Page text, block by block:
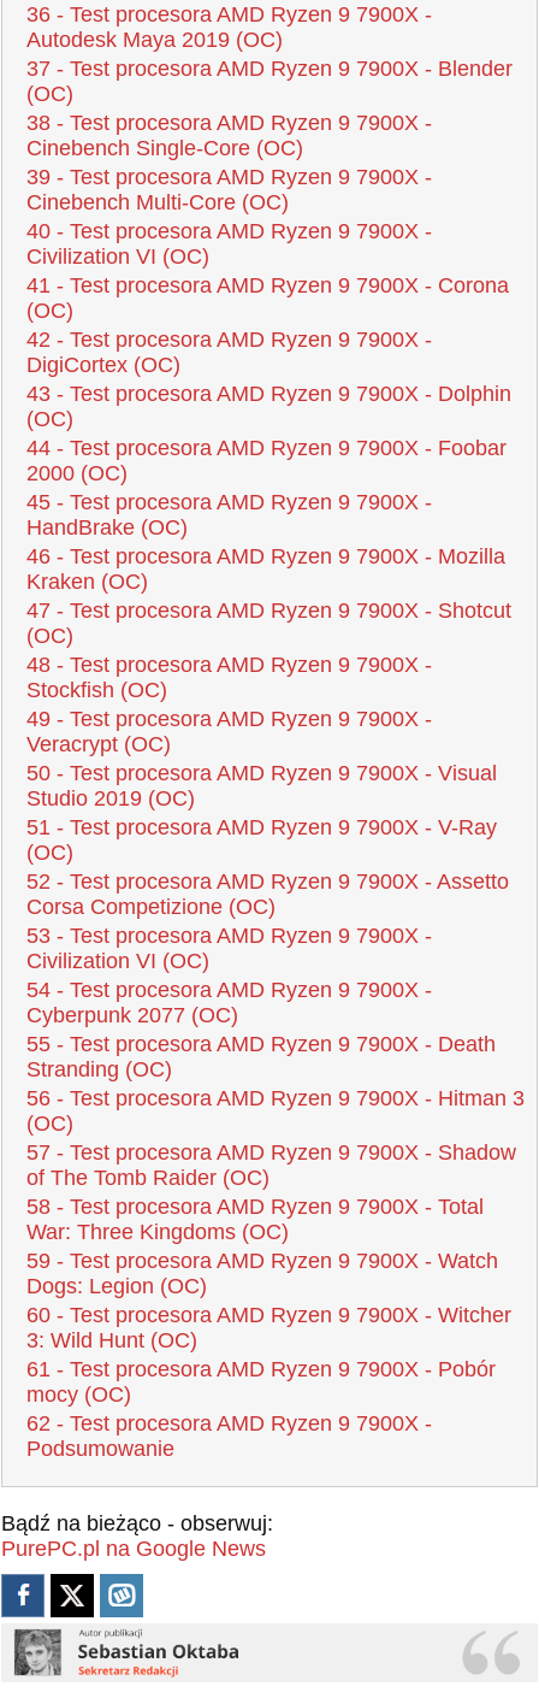
36 - Test procesora AMD Ryzen 9 7900X -
Autodesk Maya 2019 (OC)
37 - Test procesora AMD Ryzen 9 7900X - Blender
(OC)
38 - Test procesora AMD Ryzen 9 7900X -
Cinebench Single-Core (OC)
39 - Test procesora AMD Ryzen 9 7900X -
Cinebench Multi-Core (OC)
40 - Test procesora AMD Ryzen 9 7900X -
Civilization VI (OC)
41 - Test procesora AMD Ryzen 9 7900X - Corona
(OC)
42 - Test procesora AMD Ryzen 9 7900X -
DigiCortex (OC)
43 - Test procesora AMD Ryzen 9 7900X - Dolphin
(OC)
44 - Test procesora AMD Ryzen 9 7900X - Foobar
2000 (OC)
45 - Test procesora AMD Ryzen 9 7900X -
HandBrake (OC)
46 - Test procesora AMD Ryzen 9 7900X - Mozilla
Kraken (OC)
47 - Test procesora AMD Ryzen 9 7900X - Shotcut
(OC)
48 - Test procesora AMD Ryzen 9 7900X -
Stockfish (OC)
49 - Test procesora AMD Ryzen 9 7900X -
Veracrypt (OC)
50 - Test procesora AMD Ryzen 9 7900X - Visual
Studio 2019 (OC)
51 - Test procesora AMD Ryzen 9 7900X - V-Ray
(OC)
52 - Test procesora AMD Ryzen 9 7900X - Assetto
Corsa Competizione (OC)
53 - Test procesora AMD Ryzen 9 7900X -
Civilization VI (OC)
54 - Test procesora AMD Ryzen 9 7900X -
Cyberpunk 2077 (OC)
55 - Test procesora AMD Ryzen 9 7900X - Death
Stranding (OC)
56 - Test procesora AMD Ryzen 9 7900X - Hitman 3
(OC)
57 - Test procesora AMD Ryzen 9 7900X - Shadow
of The Tomb Raider (OC)
58 - Test procesora AMD Ryzen 9 7900X - Total
War: Three Kingdoms (OC)
59 - Test procesora AMD Ryzen 9 7900X - Watch
Dogs: Legion (OC)
60 - Test procesora AMD Ryzen 9 7900X - Witcher
3: Wild Hunt (OC)
61 - Test procesora AMD Ryzen 9 7900X - Pobór
mocy (OC)
62 - Test procesora AMD Ryzen 9 7900X -
Podsumowanie
Bądź na bieżąco - obserwuj:
PurePC.pl na Google News